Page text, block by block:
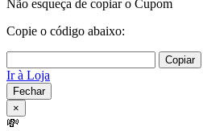
Não esqueça de copiar o Cupom
Copie o código abaixo:
Copiar
Ir à Loja
Fechar
×
💸